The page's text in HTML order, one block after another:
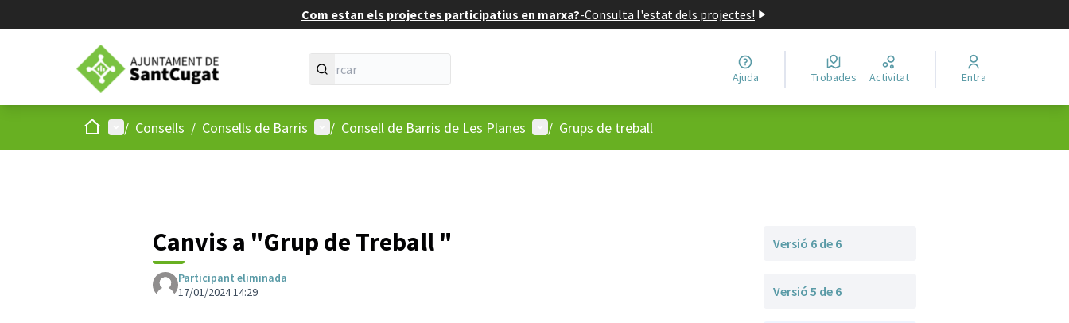
Com estan els projectes participatius en marxa?-Consulta l'estat dels projectes!
Ajuda Trobades Activitat Entra
Inici Menú principal
/ Consells / Consells de Barris Menú d'usuari
/ Consell de Barris de Les Planes Menú d'usuari
/ Grups de treball
Canvis a "Grup de Treball "
Participant eliminada
17/01/2024 14:29
Versió 6 de 6
Versió 5 de 6